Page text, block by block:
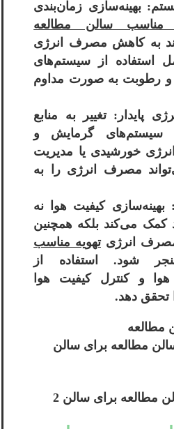
بهینه‌سازی زمان‌بندی
مناسب سالن مطالعه
به کاهش مصرف انرژی
استفاده از سیستم‌های
و رطوبت به صورت مداوم
پایدار: تغییر به منابع
سیستم‌های گرمایش و
خورشیدی یا مدیریت
مصرف انرژی را به
کیفیت هوا نه
کمک می‌کند بلکه همچنین
مصرف انرژیتهویه مناسب
شود. استفاده از
و کنترل کیفیت هوا
تحقق دهد.
مطالعه برای سالن
مطالعه برای سالن 2